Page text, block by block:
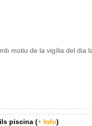
motiu de la vigília del dia
piscina (+ Info)